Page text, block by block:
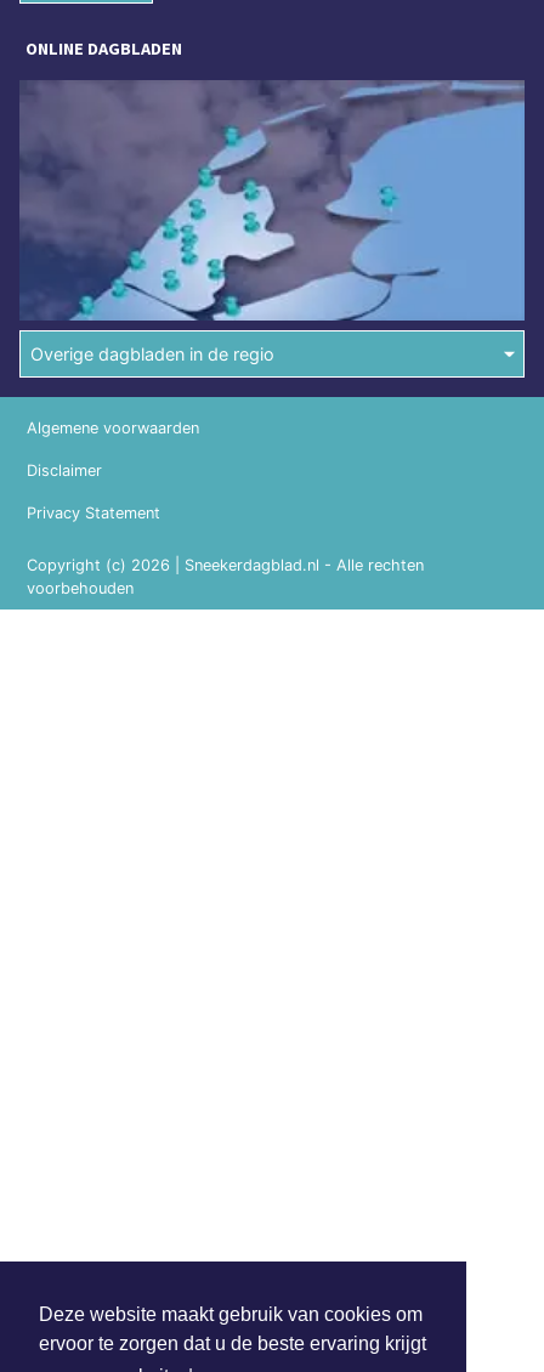
Deze website maakt gebruik van cookies om
ervoor te zorgen dat u de beste ervaring krijgt
ONLINE DAGBLADEN
Overige dagbladen in de regio
Copyright (c) 2026 | Sneekerdagblad.nl - Alle rechten
voorbehouden
Algemene voorwaarden
Disclaimer
Privacy Statement